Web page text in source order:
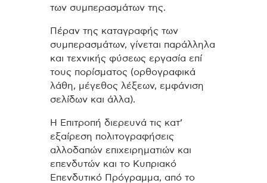
των συμπερασμάτων της.
Πέραν της καταγραφής των
συμπερασμάτων, γίνεται παράλληλα
και τεχνικής φύσεως εργασία επί
τους πορίσματος (ορθογραφικά
λάθη, μέγεθος λέξεων, εμφάνιση
σελίδων και άλλα).
Η Επιτροπή διερευνά τις κατ’
εξαίρεση πολιτογραφήσεις
αλλοδαπών επιχειρηματιών και
επενδυτών και το Κυπριακό
Επενδυτικό Πρόγραμμα, από το